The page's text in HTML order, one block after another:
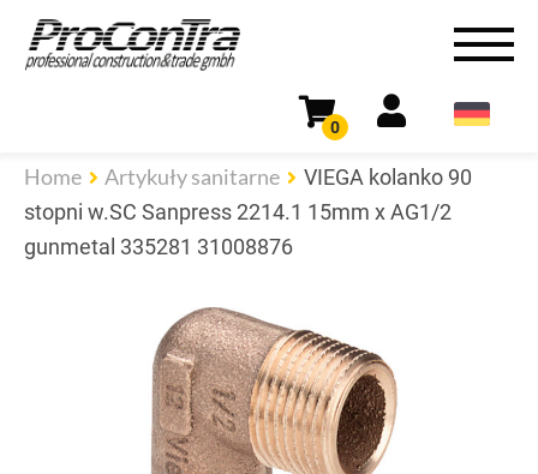
0
Home Artykuły sanitarne
VIEGA kolanko 90
stopni w.SC Sanpress 2214.1 15mm x AG1/2
gunmetal 335281 31008876